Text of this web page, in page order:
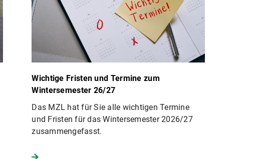
Wichtige Fristen und Termine zum
Wintersemester 26/27
Das MZL hat für Sie alle wichtigen Termine
und Fristen für das Wintersemester 2026/27
zusammengefasst.